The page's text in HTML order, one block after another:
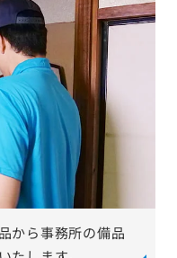
から事務所の備品